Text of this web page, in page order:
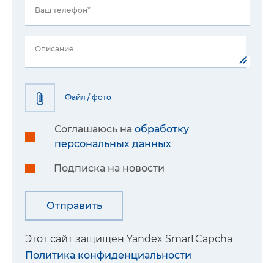
Ваш телефон*
Описание
Файл / фото
Соглашаюсь на обработку
персональных данных
Подписка на новости
Этот сайт защищен Yandex SmartCapcha
Политика конфиденциальности